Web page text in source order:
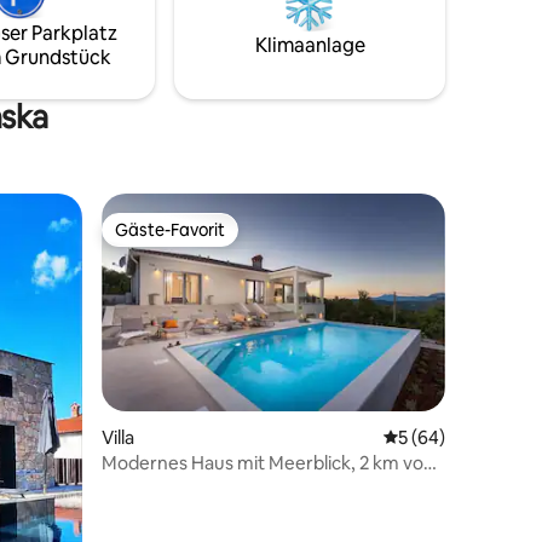
Ruhe und unvergessliche Erinnerungen.
Buche jetzt für die ultimative Auszeit!
Parkplatz
Grundstück
Klimaanlage
Bewertungen
Gäste-Favorit
Gäste-Favorit
Villa Durchschnittliche
5 (64)
Modernes Haus mit Meerblick, 2 km vom